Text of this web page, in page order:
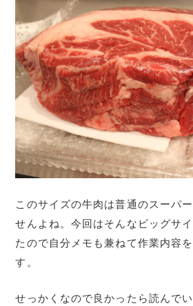
このサイズの牛肉は普通のスーパ
せんよね。今回はそんなビッグサ
たので自分メモも兼ねて作業内容
す。
せっかくなので良かったら読んでい